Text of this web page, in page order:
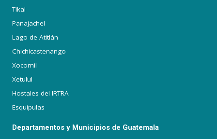
Tikal
Panajachel
Lago de Atitlán
Chichicastenango
Xocomil
Xetulul
Hostales del IRTRA
Esquipulas
Departamentos y Municipios de Guatemala